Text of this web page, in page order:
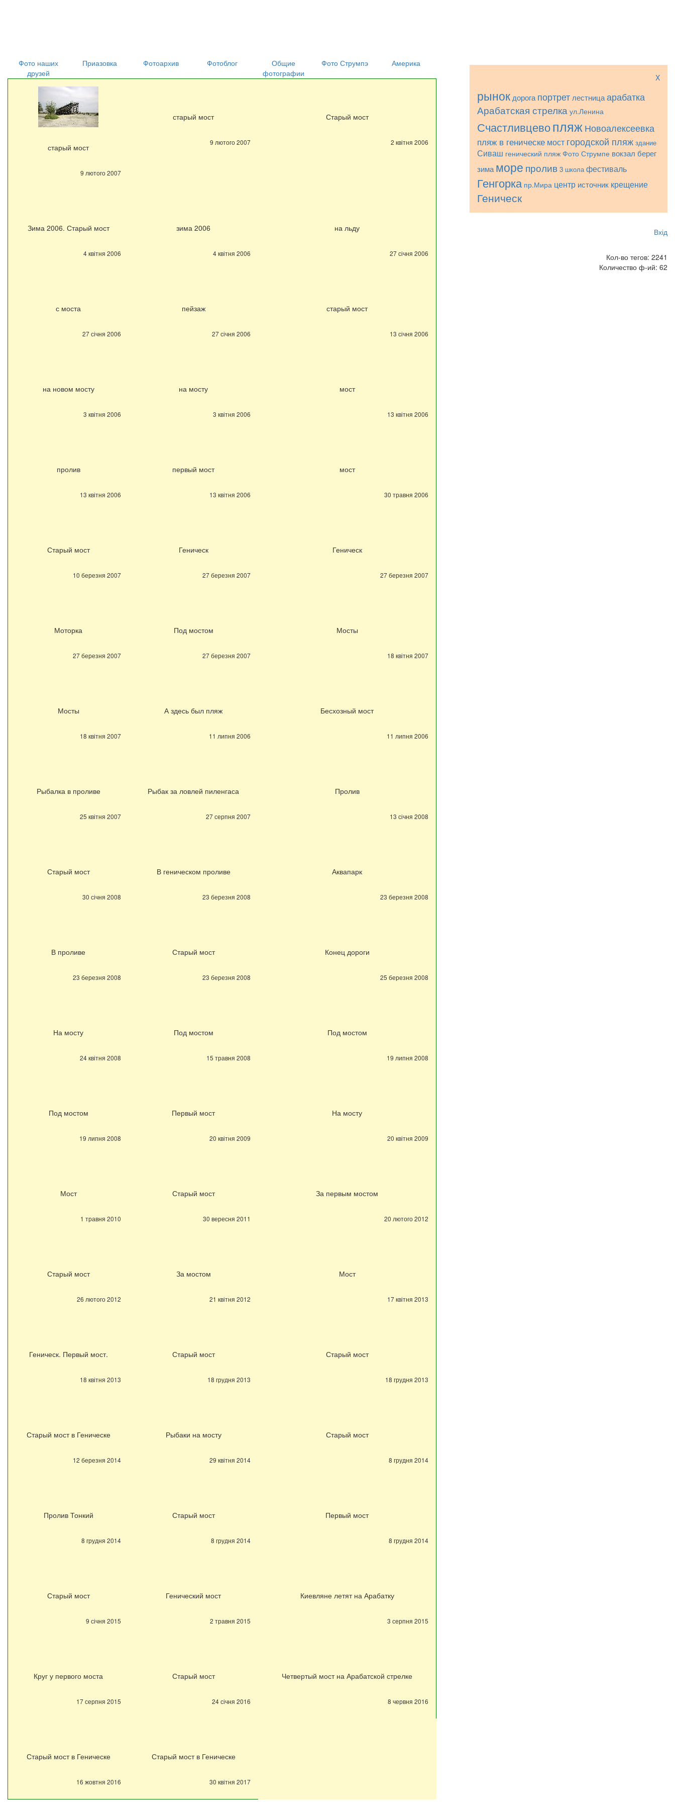
Фото наших
друзей
Приазовка Фотоархив Фотоблог
Общие
фотографии
Фото Струмпэ Америка
старый мост
9 лютого 2007
старый мост
9 лютого 2007
Старый мост
2 квітня 2006
Зима 2006. Старый мост
4 квітня 2006
зима 2006
4 квітня 2006
на льду
27 січня 2006
с моста
27 січня 2006
пейзаж
27 січня 2006
старый мост
13 січня 2006
на новом мосту
3 квітня 2006
на мосту
3 квітня 2006
мост
13 квітня 2006
пролив
13 квітня 2006
первый мост
13 квітня 2006
мост
30 травня 2006
Старый мост
10 березня 2007
Геническ
27 березня 2007
Геническ
27 березня 2007
Моторка
27 березня 2007
Под мостом
27 березня 2007
Мосты
18 квітня 2007
Мосты
18 квітня 2007
А здесь был пляж
11 липня 2006
Бесхозный мост
11 липня 2006
Рыбалка в проливе
25 квітня 2007
Рыбак за ловлей пиленгаса
27 серпня 2007
Пролив
13 січня 2008
Старый мост
30 січня 2008
В геническом проливе
23 березня 2008
Аквапарк
23 березня 2008
В проливе
23 березня 2008
Старый мост
23 березня 2008
Конец дороги
25 березня 2008
На мосту
24 квітня 2008
Под мостом
15 травня 2008
Под мостом
19 липня 2008
Под мостом
19 липня 2008
Первый мост
20 квітня 2009
На мосту
20 квітня 2009
Мост
1 травня 2010
Старый мост
30 вересня 2011
За первым мостом
20 лютого 2012
Старый мост
26 лютого 2012
За мостом
21 квітня 2012
Мост
17 квітня 2013
Геническ. Первый мост.
18 квітня 2013
Старый мост
18 грудня 2013
Старый мост
18 грудня 2013
Старый мост в Геническе
12 березня 2014
Рыбаки на мосту
29 квітня 2014
Старый мост
8 грудня 2014
Пролив Тонкий
8 грудня 2014
Старый мост
8 грудня 2014
Первый мост
8 грудня 2014
Старый мост
9 січня 2015
Генический мост
2 травня 2015
Киевляне летят на Арабатку
3 серпня 2015
Круг у первого моста
17 серпня 2015
Старый мост
24 січня 2016
Четвертый мост на Арабатской стрелке
8 червня 2016
Старый мост в Геническе
16 жовтня 2016
Старый мост в Геническе
30 квітня 2017
X
рынок дорога портрет лестницаарабатка
Арабатская стрелка ул.Ленина
СчастливцевопляжНовоалексеевка
пляж в геническе мост городской пляж здание
Сиваш генический пляж Фото Струмпе вокзал берег
зима море пролив 3 школа фестиваль
Генгорка пр.Мира центр источник крещение
Геническ
Вхід
Кол-во тегов: 2241
Количество ф-ий: 62